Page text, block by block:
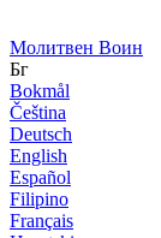
Молитвен Воин
Бг
Bokmål
Čeština
Deutsch
English
Español
Filipino
Français